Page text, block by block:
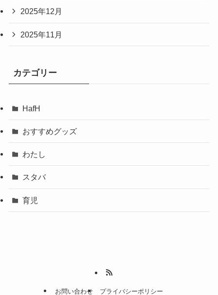
2025年12月
2025年11月
カテゴリー
HafH
おすすめグッズ
わたし
スタバ
育児
お問い合わせ プライバシーポリシー